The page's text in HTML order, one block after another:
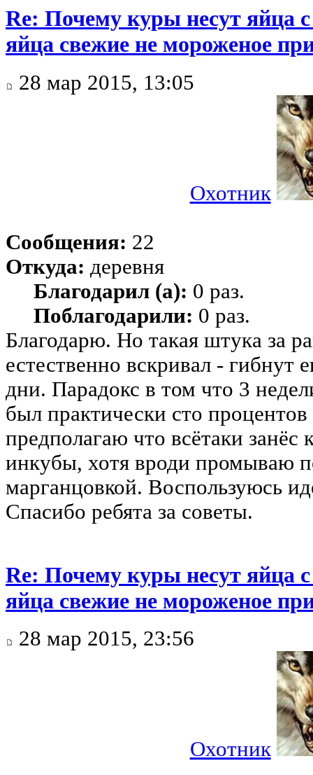
Re: Почему куры несут яйца
яйца свежие не мороженое
28 мар 2015, 13:05
Охотник
Сообщения: 22
Откуда: деревня
Благодарил (а): 0 раз.
Поблагодарили: 0 раз.
Благодарю. Но такая штука за
естественно вскривал - гибнут
дни. Парадокс в том что 3
был практически сто
предполагаю что всётаки занёс
инкубы, хотя вроди промываю
марганцовкой. Воспользуюсь
Спасибо ребята за советы.
Re: Почему куры несут яйца
яйца свежие не мороженое
28 мар 2015, 23:56
Охотник